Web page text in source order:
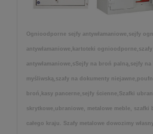
Ognioodporne sejfy antywłamaniowe,sejfy
antywłamaniowe,kartoteki
antywłamaniowe,sSejfy na broń palną,sejfy
myśliwską,szafy na dokumenty
broń,kasy pancerne,sejfy ścienne,Szafki
skrytkowe,ubraniowe, metalowe meble, szafki
całego kraju. Szafy metalowe dowozimy